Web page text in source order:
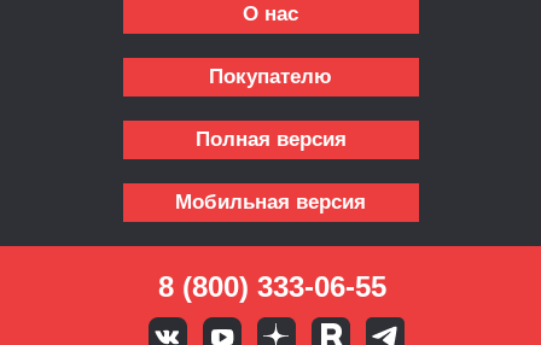
О нас
Покупателю
Полная версия
Мобильная версия
8 (800) 333-06-55